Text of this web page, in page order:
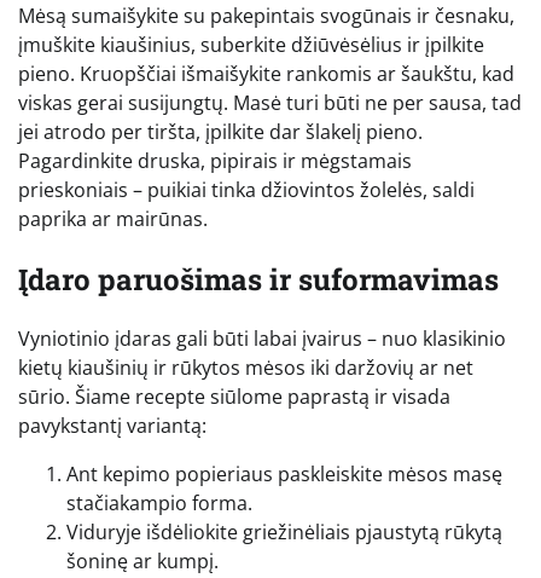
Mėsą sumaišykite su pakepintais svogūnais ir česnaku,
įmuškite kiaušinius, suberkite džiūvėsėlius ir įpilkite
pieno. Kruopščiai išmaišykite rankomis ar šaukštu, kad
viskas gerai susijungtų. Masė turi būti ne per sausa, tad
jei atrodo per tiršta, įpilkite dar šlakelį pieno.
Pagardinkite druska, pipirais ir mėgstamais
prieskoniais – puikiai tinka džiovintos žolelės, saldi
paprika ar mairūnas.
Įdaro paruošimas ir suformavimas
Vyniotinio įdaras gali būti labai įvairus – nuo klasikinio
kietų kiaušinių ir rūkytos mėsos iki daržovių ar net
sūrio. Šiame recepte siūlome paprastą ir visada
pavykstantį variantą:
Ant kepimo popieriaus paskleiskite mėsos masę
stačiakampio forma.
Viduryje išdėliokite griežinėliais pjaustytą rūkytą
šoninę ar kumpį.